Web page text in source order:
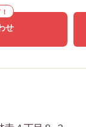
を使っ
て、日
動き
食へ
て、普
興味・
びを
ます
破れ
せ